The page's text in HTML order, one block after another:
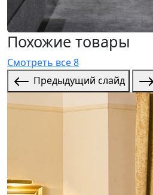
Похожие товары
Смотреть все 8
Предыдущий слайд